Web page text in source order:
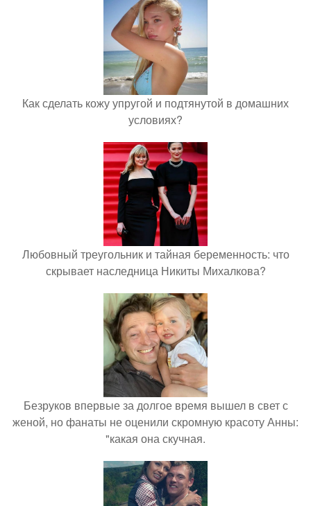
Как сделать кожу упругой и подтянутой в домашних
условиях?
Любовный треугольник и тайная беременность: что
скрывает наследница Никиты Михалкова?
Безруков впервые за долгое время вышел в свет с
женой, но фанаты не оценили скромную красоту Анны:
"какая она скучная.